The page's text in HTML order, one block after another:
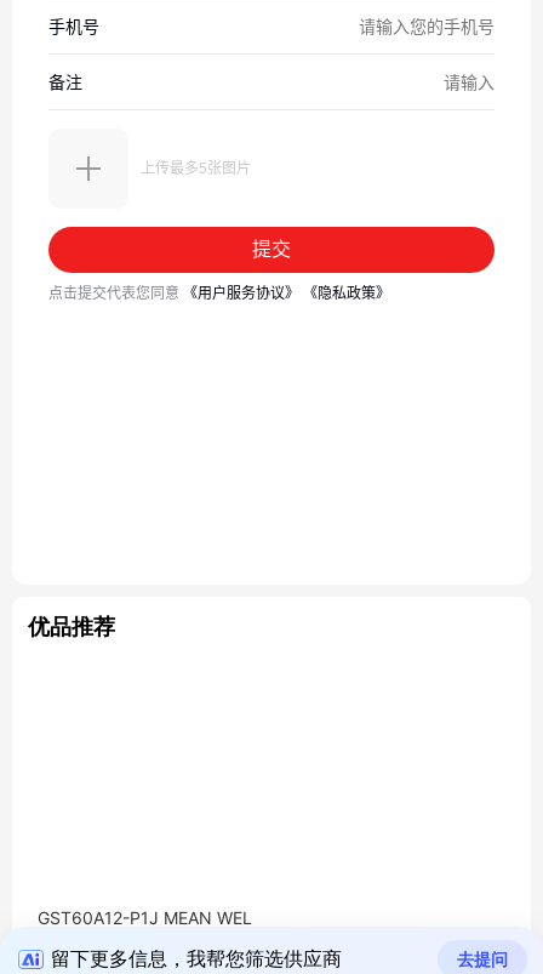
优品推荐
GST60A12-P1J MEAN WEL
or 110V/220V AC To 12V D
留下更多信息，我帮您筛选供应商 去提问